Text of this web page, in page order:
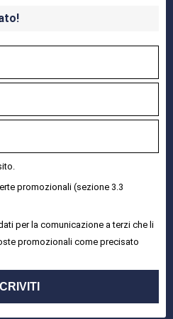
promozionali (sezione 3.3
per la comunicazione a terzi che li
promozionali come precisato